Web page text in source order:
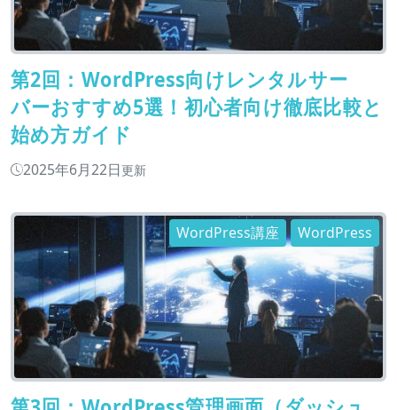
第2回：WordPress向けレンタルサー
バーおすすめ5選！初心者向け徹底比較と
始め方ガイド
2025年6月22日更新
WordPress講座 WordPress